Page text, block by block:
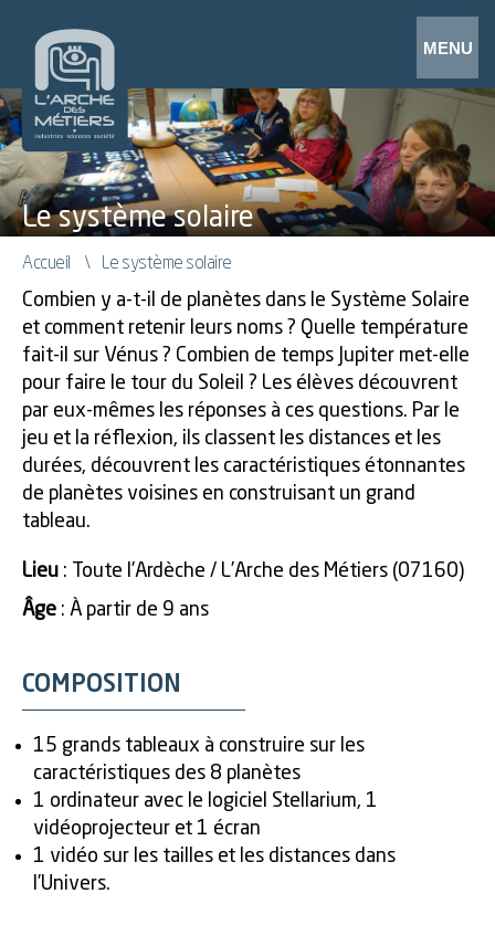
Le système solaire
Accueil
Le système solaire
Combien y a-t-il de planètes dans le Système Solaire
et comment retenir leurs noms ? Quelle température
fait-il sur Vénus ? Combien de temps Jupiter met-elle
pour faire le tour du Soleil ? Les élèves découvrent
par eux-mêmes les réponses à ces questions. Par le
jeu et la réflexion, ils classent les distances et les
durées, découvrent les caractéristiques étonnantes
de planètes voisines en construisant un grand
tableau.
Lieu : Toute l’Ardèche / L’Arche des Métiers (07160)
Âge : À partir de 9 ans
COMPOSITION
15 grands tableaux à construire sur les
caractéristiques des 8 planètes
1 ordinateur avec le logiciel Stellarium, 1
vidéoprojecteur et 1 écran
1 vidéo sur les tailles et les distances dans
l’Univers.